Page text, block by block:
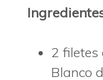
2 filetes
Blanco